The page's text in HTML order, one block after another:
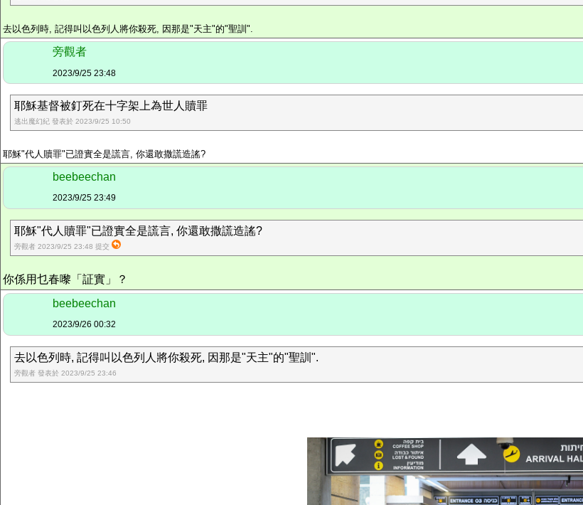
去以色列時, 記得叫以色列人將你殺死, 因那是"天主"的"聖訓".
旁觀者
2023/9/25 23:48
耶穌基督被釘死在十字架上為世人贖罪
逃出魔幻紀 發表於 2023/9/25 10:50
耶穌"代人贖罪"已證實全是謊言, 你還敢撒謊造謠?
beebeechan
2023/9/25 23:49
耶穌"代人贖罪"已證實全是謊言, 你還敢撒謊造謠?
旁觀者 2023/9/25 23:48 提交
你係用乜春嚟「証實」？
beebeechan
2023/9/26 00:32
去以色列時, 記得叫以色列人將你殺死, 因那是"天主"的"聖訓".
旁觀者 發表於 2023/9/25 23:46